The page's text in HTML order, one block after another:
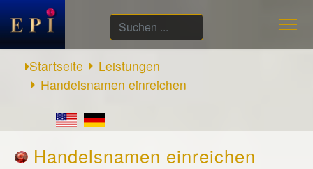
Suchen
...
Startseite
Leistungen
Handelsnamen einreichen
Handelsnamen einreichen